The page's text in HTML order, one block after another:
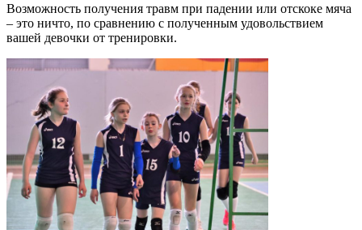
Возможность получения травм при падении или отскоке мяча
– это ничто, по сравнению с полученным удовольствием
вашей девочки от тренировки.